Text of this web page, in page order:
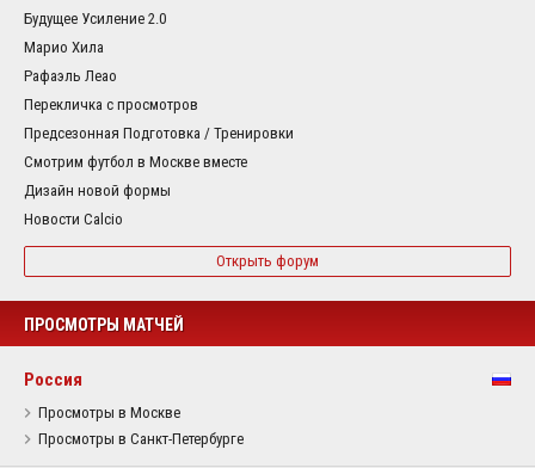
Будущее Усиление 2.0
Марио Хила
Рафаэль Леао
Перекличка с просмотров
Предсезонная Подготовка / Тренировки
Смотрим футбол в Москве вместе
Дизайн новой формы
Новости Calcio
Открыть форум
ПРОСМОТРЫ МАТЧЕЙ
Россия
Просмотры в Москве
Просмотры в Санкт-Петербурге